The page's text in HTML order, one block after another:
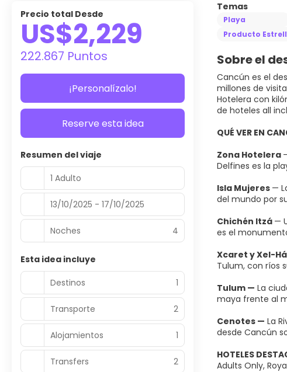
Temas
Playa
Producto
Sobre el
Cancún es el
millones de
Hotelera con
de hoteles all
QUÉ VER EN
Zona Hotelera
Delfines es la
Isla Mujeres —
del mundo por
Chichén Itzá —
es el
Xcaret y Xel-Há
Tulum, con ríos
Tulum — La
maya frente al
Cenotes — La
desde Cancún
HOTELES
Adults Only,
Precio total Desde
US$2,229
222.867 Puntos
¡Personalízalo!
Reserve esta idea
Resumen del viaje
1 Adulto
13/10/2025 - 17/10/2025
Noches 4
Esta idea incluye
Destinos
1
Transporte 2
Alojamientos 1
Transfers 2